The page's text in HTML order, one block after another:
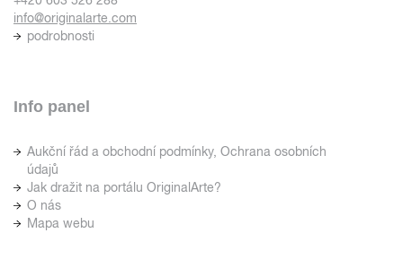
info@originalarte.com
podrobnosti
Info panel
Aukční řád a obchodní podmínky, Ochrana osobních
údajů
Jak dražit na portálu OriginalArte?
O nás
Mapa webu